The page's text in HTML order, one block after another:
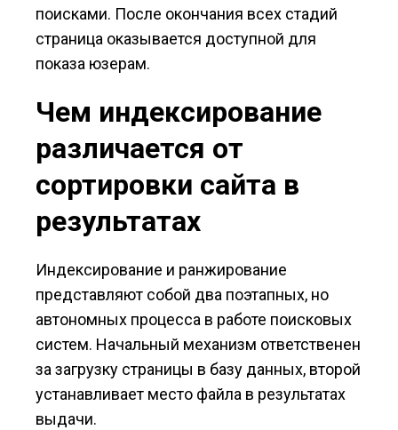
поисками. После окончания всех стадий
страница оказывается доступной для
показа юзерам.
Чем индексирование
различается от
сортировки сайта в
результатах
Индексирование и ранжирование
представляют собой два поэтапных, но
автономных процесса в работе поисковых
систем. Начальный механизм ответственен
за загрузку страницы в базу данных, второй
устанавливает место файла в результатах
выдачи.